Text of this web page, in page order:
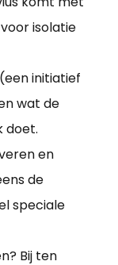
isolatie
initiatief
wat de
doet.
en
de
speciale
Bij ten